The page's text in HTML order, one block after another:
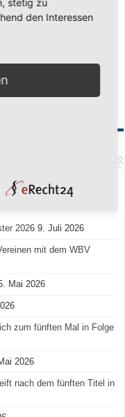
bleiben fit! 17. Juli 2026
2026 9. Juli 2026
mit dem WBV
Mai 2026
zum fünften Mal in Folge
2026
nach dem fünften Titel in
stetig zu
den Interessen